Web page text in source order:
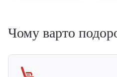
Чому варто